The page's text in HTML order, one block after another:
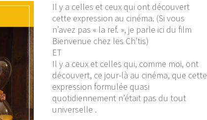
Il y a celles et ceux qui ont découvert
cette expression au cinéma. (Si vous
n’avez pas « la ref. », je parle ici du film
Bienvenue chez les Ch’tis)
ET
Il y a ceux et celles qui, comme moi, ont
découvert, ce jour-là au cinéma, que cette
expression formulée quasi
quotidiennement n’était pas du tout
universelle .